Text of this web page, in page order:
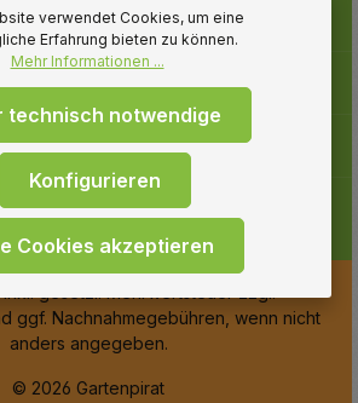
© 2026 Gartenpirat
ggf. Nachnahmegebühren, wenn nicht
anders angegeben.
verwendet Cookies, um eine
Erfahrung bieten zu können.
Mehr Informationen ...
technisch notwendige
Konfigurieren
Cookies akzeptieren